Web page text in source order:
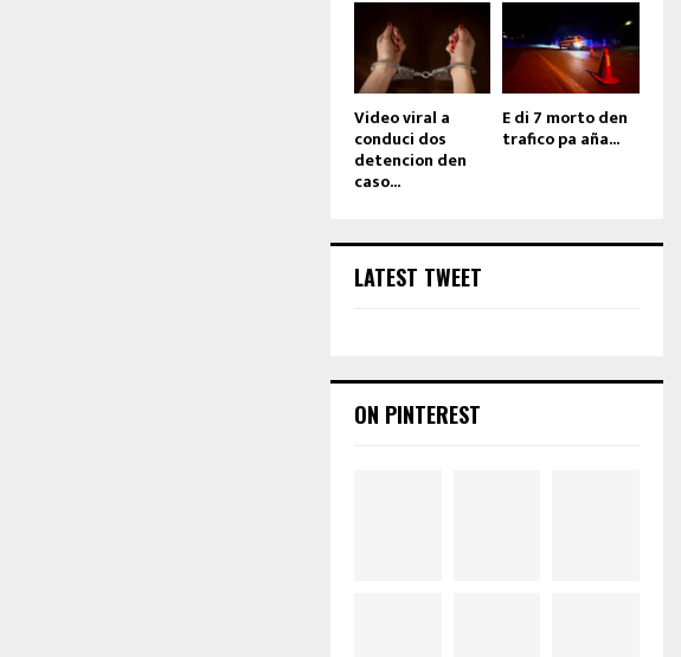
Video viral a
conduci dos
detencion den
caso...
E di 7 morto den
trafico pa aña...
LATEST TWEET
ON PINTEREST